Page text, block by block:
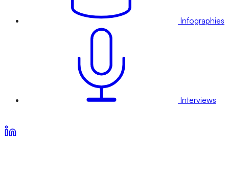
Infographies
Interviews